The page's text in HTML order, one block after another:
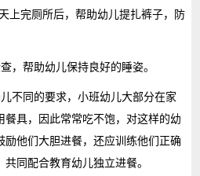
上完厕所后，帮助幼儿提扎裤子，防
，帮助幼儿保持良好的睡姿。
不同的要求，小班幼儿大部分在家
具，因此常常吃不饱，对这样的幼
励他们大胆进餐，还应训练他们正确
同配合教育幼儿独立进餐。